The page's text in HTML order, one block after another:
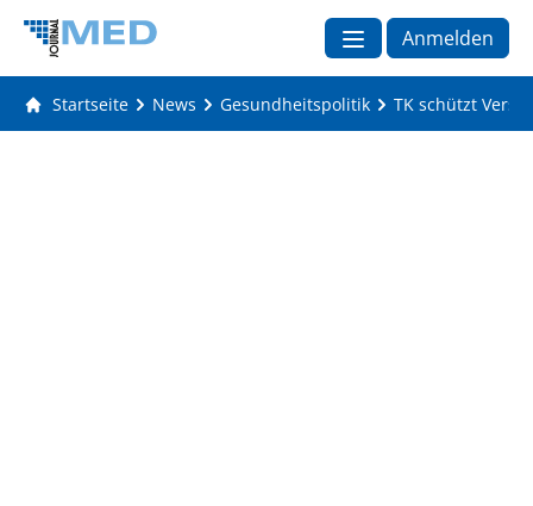
Anmelden
Startseite News Gesundheitspolitik TK schützt